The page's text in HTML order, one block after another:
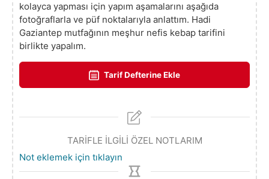
kolayca yapması için yapım aşamalarını aşağıda
fotoğraflarla ve püf noktalarıyla anlattım. Hadi
Gaziantep mutfağının meşhur nefis kebap tarifini
birlikte yapalım.
Tarif Defterine Ekle
TARİFLE İLGİLİ ÖZEL NOTLARIM
Not eklemek için tıklayın